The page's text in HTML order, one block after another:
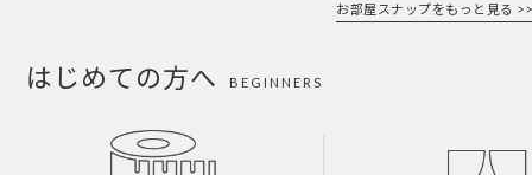
お部屋スナップをもっと見る >>
はじめての方へ BEGINNERS